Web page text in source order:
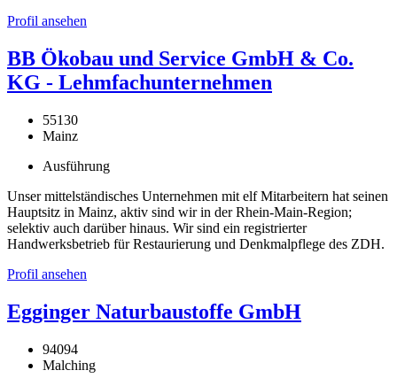
Profil ansehen
BB Ökobau und Service GmbH & Co.
KG - Lehmfachunternehmen
55130
Mainz
Ausführung
Unser mittelständisches Unternehmen mit elf Mitarbeitern hat seinen
Hauptsitz in Mainz, aktiv sind wir in der Rhein-Main-Region;
selektiv auch darüber hinaus. Wir sind ein registrierter
Handwerksbetrieb für Restaurierung und Denkmalpflege des ZDH.
Profil ansehen
Egginger Naturbaustoffe GmbH
94094
Malching